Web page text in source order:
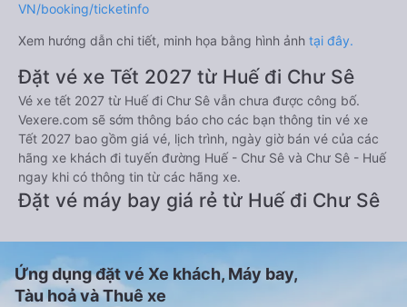
VN/booking/ticketinfo
Xem hướng dẫn chi tiết, minh họa bằng hình ảnh tại đây.
Đặt vé xe Tết 2027 từ Huế đi Chư Sê
Vé xe tết 2027 từ Huế đi Chư Sê vẫn chưa được công bố.
Vexere.com sẽ sớm thông báo cho các bạn thông tin vé xe
Tết 2027 bao gồm giá vé, lịch trình, ngày giờ bán vé của các
hãng xe khách đi tuyến đường Huế - Chư Sê và Chư Sê - Huế
ngay khi có thông tin từ các hãng xe.
Đặt vé máy bay giá rẻ từ Huế đi Chư Sê
Ứng dụng đặt vé Xe khách, Máy bay,
Tàu hoả và Thuê xe